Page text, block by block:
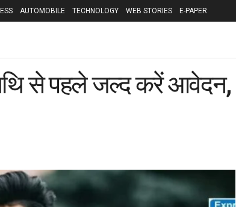
AUTOMOBILE TECHNOLOGY WEB STORIES E-PAPER
से पहले जल्द करें आवेदन,